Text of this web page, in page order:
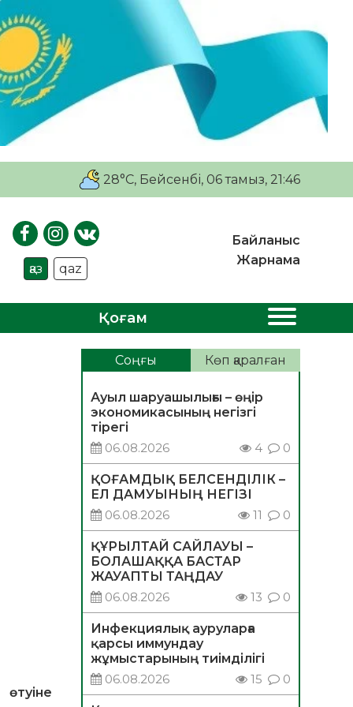
28°C, Бейсенбі, 06 тамыз, 21:46
қаз qaz
Байланыс
Жарнама
Қоғам
Соңғы Көп қаралған
Ауыл шаруашылығы – өңір
экономикасының негізгі
тірегі
06.08.2026
4 0
ҚОҒАМДЫҚ БЕЛСЕНДІЛІК –
ЕЛ ДАМУЫНЫҢ НЕГІЗІ
06.08.2026
11 0
ҚҰРЫЛТАЙ САЙЛАУЫ –
БОЛАШАҚҚА БАСТАР
ЖАУАПТЫ ТАҢДАУ
06.08.2026
13 0
Инфекциялық ауруларға
қарсы иммундау
жұмыстарының тиімділігі
06.08.2026
15 0